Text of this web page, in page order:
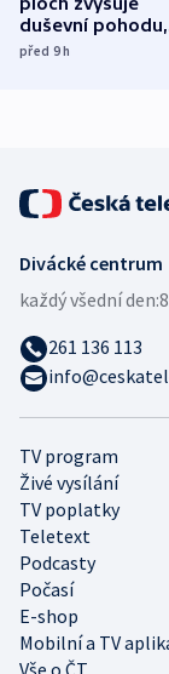
duševní pohodu,
ukázala
před 9h
TV program
Živé vysílání
TV poplatky
Teletext
Podcasty
Počasí
E-shop
Mobilní a TV
Divácké centrum
každý všední den:
261 136 113